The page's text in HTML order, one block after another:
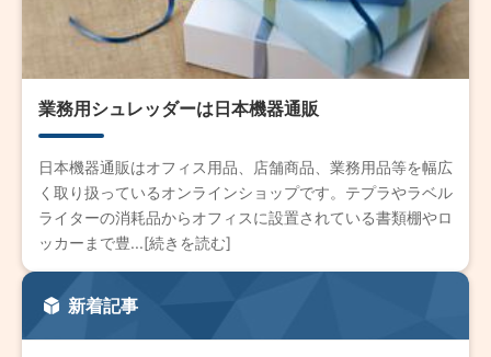
業務用シュレッダーは日本機器通販
日本機器通販はオフィス用品、店舗商品、業務用品等を幅広
く取り扱っているオンラインショップです。テプラやラベル
ライターの消耗品からオフィスに設置されている書類棚やロ
ッカーまで豊...[続きを読む]
新着記事